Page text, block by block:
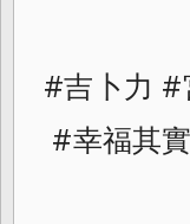
#吉卜力
#幸福其